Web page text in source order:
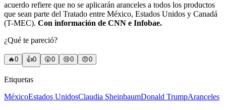
acuerdo refiere que no se aplicarán aranceles a todos los productos
que sean parte del Tratado entre México, Estados Unidos y Canadá
(T-MEC). Con información de CNN e Infobae.
¿Qué te pareció?
🔥0 👍0 😲0 😢0 😠0
Etiquetas
MéxicoEstados UnidosClaudia SheinbaumDonald TrumpAranceles